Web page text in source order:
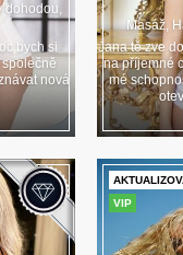
dohodou,
bych si
nová
Masáž,
Jana tě zve
na příjemné
mé
VIP